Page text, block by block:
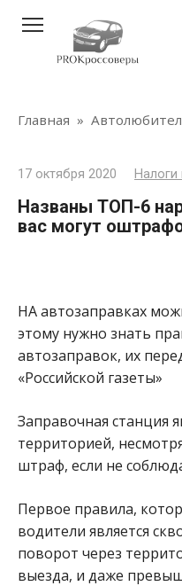
контенту
Главная »
17 октября 2020
Названы ТОП-6
вас могут
НА автозаправках
этому нужно знать
автозаправок, их
«Российской газеты»
Заправочная станция
территорией,
штраф, если не
Первое правила,
водители является
поворот через
выезда, и даже